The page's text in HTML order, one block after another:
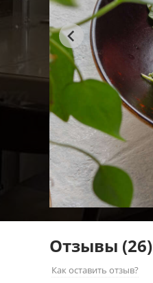
Отзывы (26)
Как оставить отзыв?